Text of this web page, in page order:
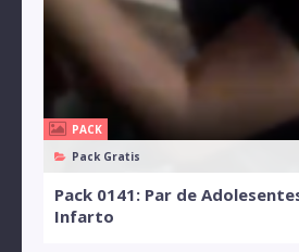
PACK
Pack Gratis
Pack 0141: Par de
Infarto